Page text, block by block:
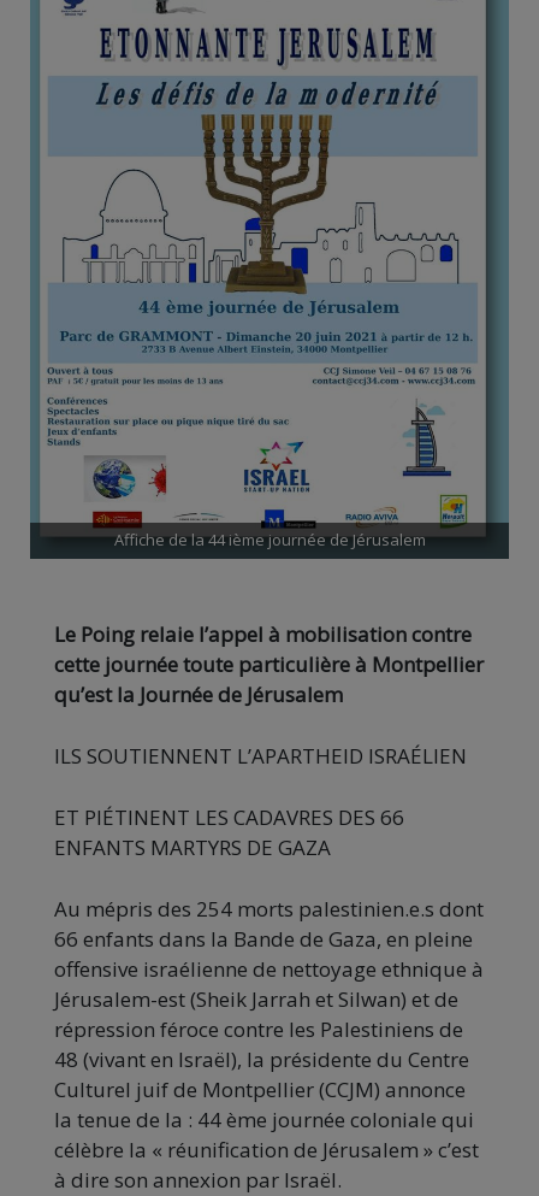
Affiche de la 44 ième journée de Jérusalem
Le Poing relaie l’appel à mobilisation contre
cette journée toute particulière à Montpellier
qu’est la Journée de Jérusalem
ILS SOUTIENNENT L’APARTHEID ISRAÉLIEN
ET PIÉTINENT LES CADAVRES DES 66
ENFANTS MARTYRS DE GAZA
Au mépris des 254 morts palestinien.e.s dont
66 enfants dans la Bande de Gaza, en pleine
offensive israélienne de nettoyage ethnique à
Jérusalem-est (Sheik Jarrah et Silwan) et de
répression féroce contre les Palestiniens de
48 (vivant en Israël), la présidente du Centre
Culturel juif de Montpellier (CCJM) annonce
la tenue de la : 44 ème journée coloniale qui
célèbre la « réunification de Jérusalem » c’est
à dire son annexion par Israël.